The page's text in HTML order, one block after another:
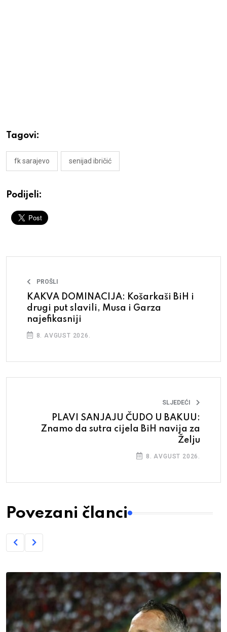
Tagovi:
fk sarajevo senijad ibričić
Podijeli:
PROŠLI
KAKVA DOMINACIJA: Košarkaši BiH i
drugi put slavili, Musa i Garza
najefikasniji
8. AVGUST 2026.
SLJEDEĆI
PLAVI SANJAJU ČUDO U BAKUU:
Znamo da sutra cijela BiH navija za
Želju
8. AVGUST 2026.
Povezani članci